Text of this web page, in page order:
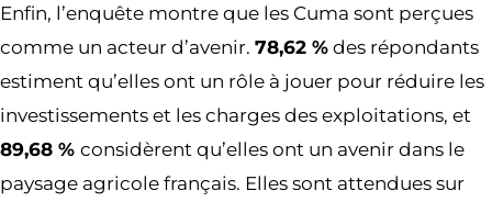
Enfin, l’enquête montre que les Cuma sont perçues
comme un acteur d’avenir. 78,62 % des répondants
estiment qu’elles ont un rôle à jouer pour réduire les
investissements et les charges des exploitations, et
89,68 % considèrent qu’elles ont un avenir dans le
paysage agricole français. Elles sont attendues sur